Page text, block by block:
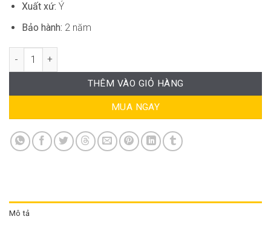
Xuất xứ: Ý
Bảo hành: 2 năm
Bộ Bàn Ghế Thư Giãn Ban Công ND-CB047 số lượng
THÊM VÀO GIỎ HÀNG
MUA NGAY
Mô tả